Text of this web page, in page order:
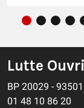
Lutte
BP 20029 -
01 48 10 86 20